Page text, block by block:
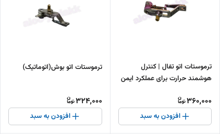
ترموستات اتو تفال | کنترل
هوشمند حرارت برای عملکرد ایمن
360,000
افزودن به سبد
ترموستات اتو بوش(اتوماتیک)
324,000
افزودن به سبد